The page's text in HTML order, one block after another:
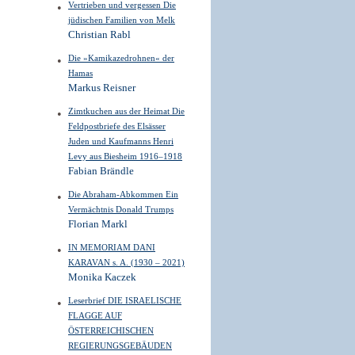
Vertrieben und vergessen Die
jüdischen Familien von Melk
Christian Rabl
Die »Kamikazedrohnen« der
Hamas
Markus Reisner
Zimtkuchen aus der Heimat Die
Feldpostbriefe des Elsässer
Juden und Kaufmanns Henri
Levy aus Biesheim 1916–1918
Fabian Brändle
Die Abraham-Abkommen Ein
Vermächtnis Donald Trumps
Florian Markl
IN MEMORIAM DANI
KARAVAN s. A. (1930 – 2021)
Monika Kaczek
Leserbrief DIE ISRAELISCHE
FLAGGE AUF
ÖSTERREICHISCHEN
REGIERUNGSGEBÄUDEN